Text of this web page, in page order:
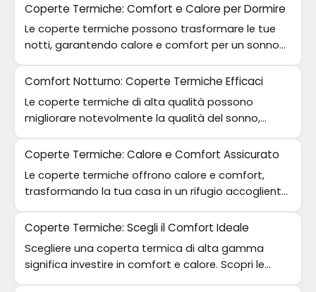
Coperte Termiche: Comfort e Calore per Dormire
Le coperte termiche possono trasformare le tue
notti, garantendo calore e comfort per un sonno
ristoratore e rigenerante.
Comfort Notturno: Coperte Termiche Efficaci
Le coperte termiche di alta qualità possono
migliorare notevolmente la qualità del sonno,
garantendo un comfort notturno ideale.
Coperte Termiche: Calore e Comfort Assicurato
Le coperte termiche offrono calore e comfort,
trasformando la tua casa in un rifugio accogliente.
Coperte Termiche: Scegli il Comfort Ideale
Scegliere una coperta termica di alta gamma
significa investire in comfort e calore. Scopri le